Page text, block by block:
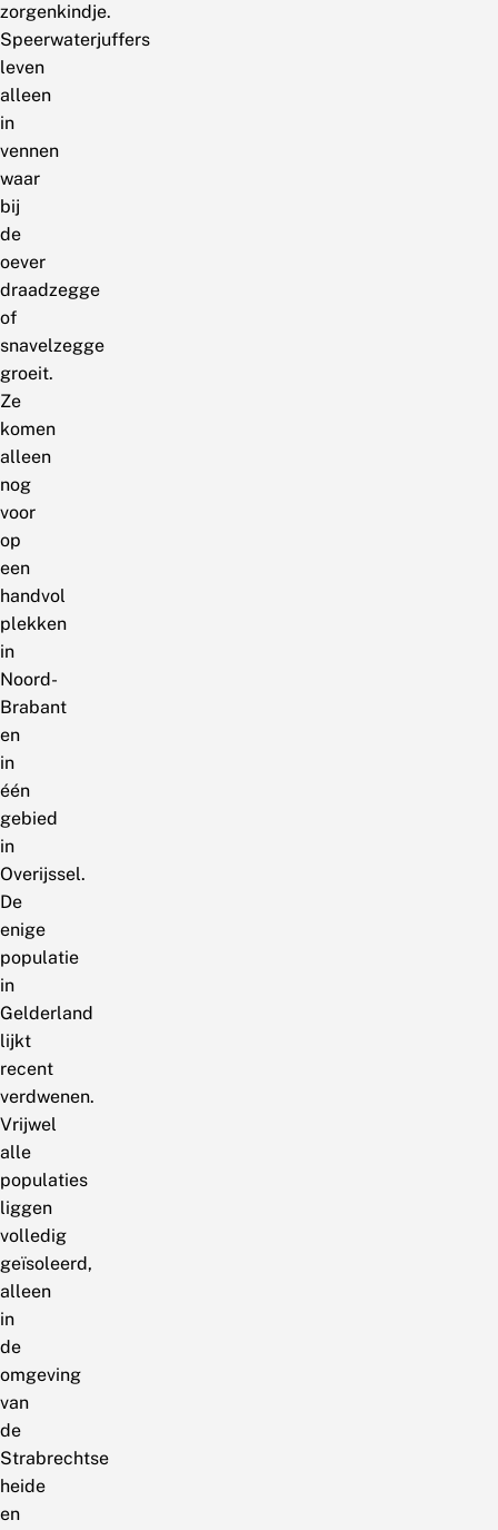
zorgenkindje.
Speerwaterjuffers
leven
alleen
in
vennen
waar
bij
de
oever
draadzegge
of
snavelzegge
groeit.
Ze
komen
alleen
nog
voor
op
een
handvol
plekken
in
Noord-
Brabant
en
in
één
gebied
in
Overijssel.
De
enige
populatie
in
Gelderland
lijkt
recent
verdwenen.
Vrijwel
alle
populaties
liggen
volledig
geïsoleerd,
alleen
in
de
omgeving
van
de
Strabrechtse
heide
en